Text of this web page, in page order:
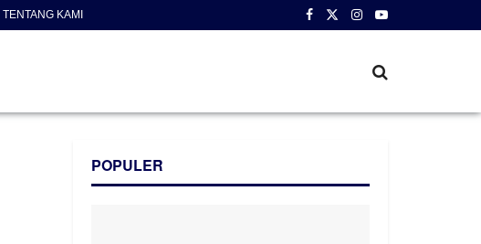
TENTANG KAMI
POPULER